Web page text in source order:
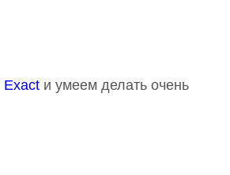
Exact и умеем делать очень